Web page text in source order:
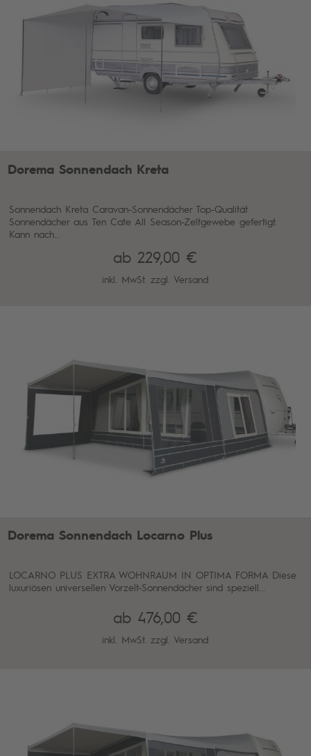
Dorema Sonnendach Kreta
Sonnendach Kreta Caravan-Sonnendächer Top-Qualität
Sonnendächer aus Ten Cate All Season-Zeltgewebe gefertigt.
Kann nach...
ab 229,00 €
inkl. MwSt. zzgl. Versand
Dorema Sonnendach Locarno Plus
LOCARNO PLUS EXTRA WOHNRAUM IN OPTIMA FORMA Diese
luxuriösen universellen Vorzelt-Sonnendächer sind speziell...
ab 476,00 €
inkl. MwSt. zzgl. Versand